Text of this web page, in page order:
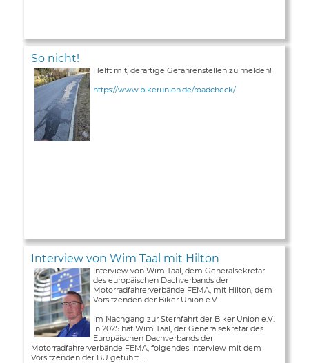
So nicht!
Helft mit, derartige Gefahrenstellen zu melden!
https://www.bikerunion.de/roadcheck/
Interview von Wim Taal mit Hilton
Interview von Wim Taal, dem Generalsekretär
des europäischen Dachverbands der
Motorradfahrerverbände FEMA, mit Hilton, dem
Vorsitzenden der Biker Union e.V.
Im Nachgang zur Sternfahrt der Biker Union e.V.
in 2025 hat Wim Taal, der Generalsekretär des
Europäischen Dachverbands der
Motorradfahrerverbände FEMA, folgendes Interview mit dem
Vorsitzenden der BU geführt ...